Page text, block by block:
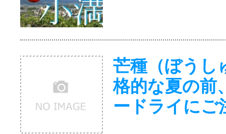
芒種（ぼう
格的な夏の前
ードライにご